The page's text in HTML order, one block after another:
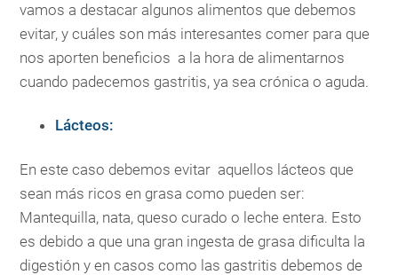
vamos a destacar algunos alimentos que debemos
evitar, y cuáles son más interesantes comer para que
nos aporten beneficios a la hora de alimentarnos
cuando padecemos gastritis, ya sea crónica o aguda.
Lácteos:
En este caso debemos evitar aquellos lácteos que
sean más ricos en grasa como pueden ser:
Mantequilla, nata, queso curado o leche entera. Esto
es debido a que una gran ingesta de grasa dificulta la
digestión y en casos como las gastritis debemos de